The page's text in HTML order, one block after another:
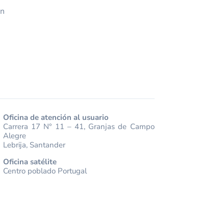
Oficina de atención al usuario
Carrera 17 N° 11 – 41, Granjas de Campo
Alegre
Lebrija, Santander
Oficina satélite
Centro poblado Portugal